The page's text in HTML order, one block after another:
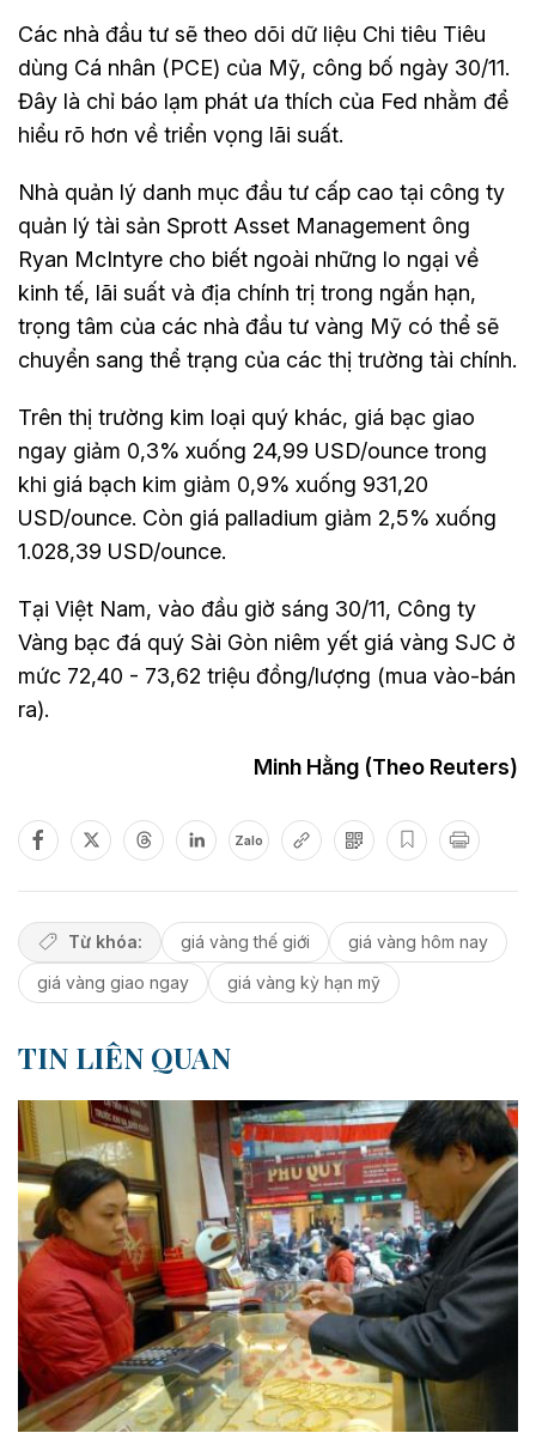
Các nhà đầu tư sẽ theo dõi dữ liệu Chi tiêu Tiêu
dùng Cá nhân (PCE) của Mỹ, công bố ngày 30/11.
Đây là chỉ báo lạm phát ưa thích của Fed nhằm để
hiểu rõ hơn về triển vọng lãi suất.
Nhà quản lý danh mục đầu tư cấp cao tại công ty
quản lý tài sản Sprott Asset Management ông
Ryan McIntyre cho biết ngoài những lo ngại về
kinh tế, lãi suất và địa chính trị trong ngắn hạn,
trọng tâm của các nhà đầu tư vàng Mỹ có thể sẽ
chuyển sang thể trạng của các thị trường tài chính.
Trên thị trường kim loại quý khác, giá bạc giao
ngay giảm 0,3% xuống 24,99 USD/ounce trong
khi giá bạch kim giảm 0,9% xuống 931,20
USD/ounce. Còn giá palladium giảm 2,5% xuống
1.028,39 USD/ounce.
Tại Việt Nam, vào đầu giờ sáng 30/11, Công ty
Vàng bạc đá quý Sài Gòn niêm yết giá vàng SJC ở
mức 72,40 - 73,62 triệu đồng/lượng (mua vào-bán
ra).
Minh Hằng (Theo Reuters)
Zalo
Từ khóa: giá vàng thế giới
giá vàng hôm nay
giá vàng giao ngay
giá vàng kỳ hạn mỹ
TIN LIÊN QUAN